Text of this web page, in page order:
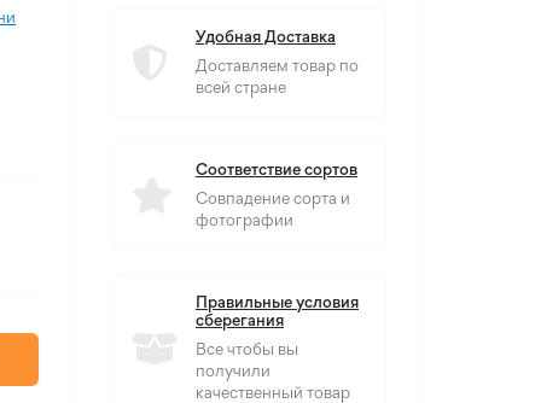
Удобная Доставка
Доставляем товар по
всей стране
Соответствие сортов
Совпадение сорта и
фотографии
Правильные условия
сберегания
Все чтобы вы
получили
качественный товар